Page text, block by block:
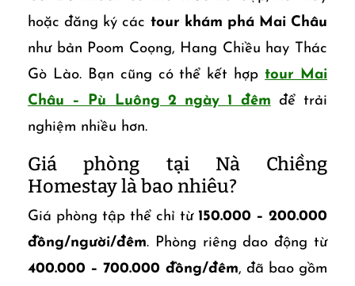
hoặc đăng ký các tour khám phá Mai Châu
như bản Poom Coọng, Hang Chiều hay Thác
Gò Lào. Bạn cũng có thể kết hợptour Mai
Châu – Pù Luông 2 ngày 1 đêm để trải
nghiệm nhiều hơn.
Giá phòng tại Nà Chiềng
Homestay là bao nhiêu?
Giá phòng tập thể chỉ từ 150.000 – 200.000
đồng/người/đêm. Phòng riêng dao động từ
400.000 – 700.000 đồng/đêm, đã bao gồm